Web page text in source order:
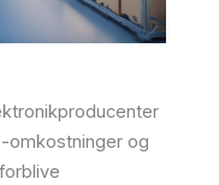
omkostninger og